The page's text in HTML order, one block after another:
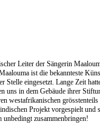
Leiter der Sängerin
ist die bekannteste
eingesetzt. Lange Zeit
uns in dem Gebäude ihrer
westafrikanischen
Projekt vorgespielt und
unbedingt zusammenbringen!